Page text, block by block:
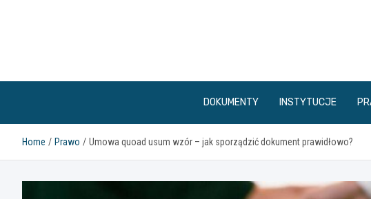
DOKUMENTY INSTYTUCJE
Home Prawo Umowa quoad usum wzór – jak sporządzić dokument prawidłowo?